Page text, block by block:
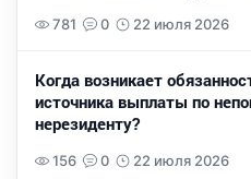
781 0 22 июля 2026
Когда возникает
источника выплаты по
нерезиденту?
156 0 22 июля 2026